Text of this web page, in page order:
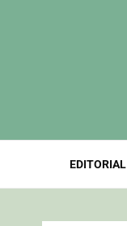
EDITORIAL